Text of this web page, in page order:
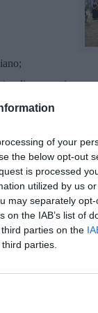
of your
the below opt-out
is processed
utilized by us
may separately
the IAB’s list of
parties on the
parties.
o disoccupati
Protocollo o
le 11 del 15
giorno.
del
alla